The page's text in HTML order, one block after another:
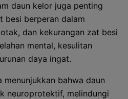
daun kelor juga penting
besi berperan dalam
dan kekurangan zat besi
mental, kesulitan
daya ingat.
menunjukkan bahwa daun
neuroprotektif, melindungi